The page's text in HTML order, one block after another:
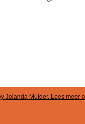
Jolanda Mulder. Lees meer